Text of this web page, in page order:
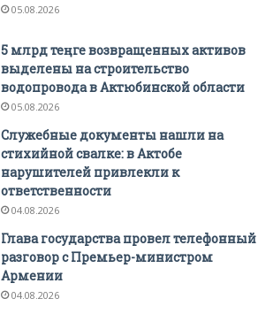
05.08.2026
5 млрд теңге возвращенных активов
выделены на строительство
водопровода в Актюбинской области
05.08.2026
Служебные документы нашли на
стихийной свалке: в Актобе
нарушителей привлекли к
ответственности
04.08.2026
Глава государства провел телефонный
разговор с Премьер-министром
Армении
04.08.2026